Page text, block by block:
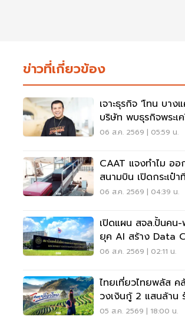
ข่าวที่เกี่ยวข้อง
เจาะธุรกิจ 'โทน บาง
บริษัท พบธุรกิจพระเ
ขาดทุน
06 ส.ค. 2569 | 05:59 น.
CAAT แจงทำไม ออ
สนามบิน เปิดกระเป๋า
ต้องเรียกเจ้าของ
06 ส.ค. 2569 | 04:39 น.
เปิดแผน สจล.ปั้นคน
ยุค AI สร้าง Data Center
Sandbox
06 ส.ค. 2569 | 02:11 น.
ไทยเที่ยวไทยพลัส ค
วงเงินกู้ 2 แสนล้าน
1,750-2,000 ล้านบาท
05 ส.ค. 2569 | 18:00 น.